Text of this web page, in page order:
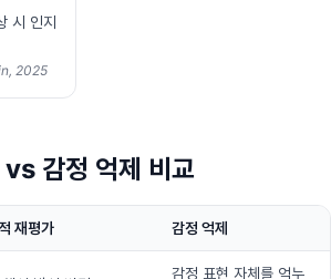
시 인지
2025
감정 억제 비교
재평가 감정 억제
감정 표현 자체를 억누